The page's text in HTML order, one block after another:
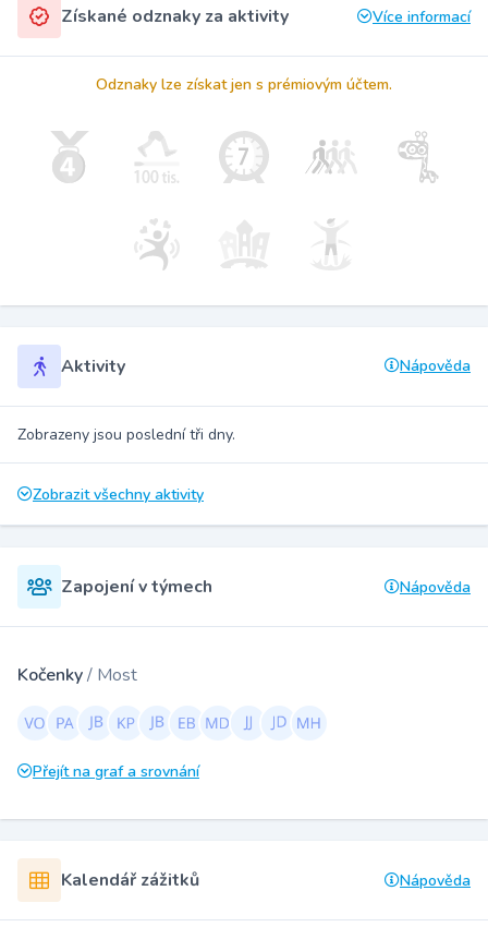
Získané odznaky za aktivity Více informací
Odznaky lze získat jen s prémiovým účtem.
Aktivity Nápověda
Zobrazeny jsou poslední tři dny.
Zobrazit všechny aktivity
Zapojení v týmech Nápověda
Kočenky/ Most
Přejít na graf a srovnání
Kalendář zážitků Nápověda